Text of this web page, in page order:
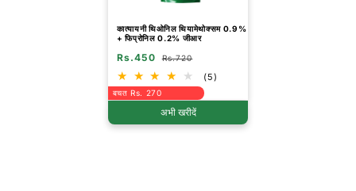
कात्यायनी थिओनिल थियामेथोक्सम 0.9%
+ फिप्रोनिल 0.2% जीआर
Rs.450 Rs.720
(5)
बचत Rs. 270
अभी खरीदें